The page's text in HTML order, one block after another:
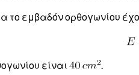
το εμβαδόν ορθογωνίου
είναι .